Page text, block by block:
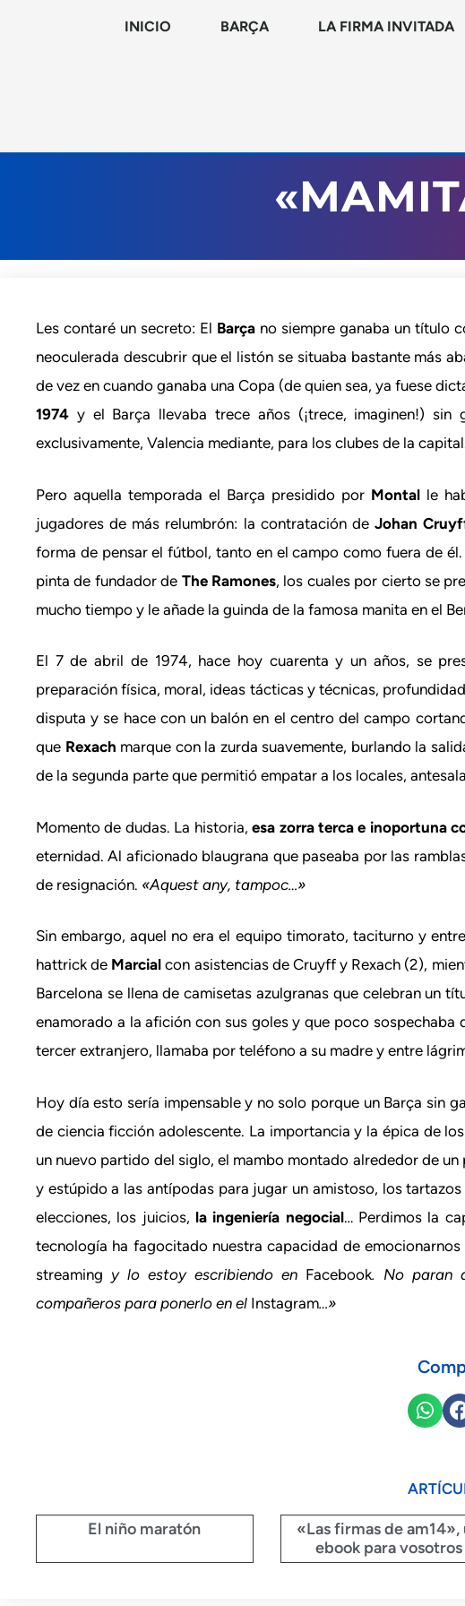
INICIO BARÇA LA FIRMA INVITADA
Les contaré un secreto: El Barça no siempre ganaba un título
neoculerada descubrir que el listón se situaba bastante más
de vez en cuando ganaba una Copa (de quien sea, ya fuese
1974 y el Barça llevaba trece años (¡trece, imaginen!)
exclusivamente, Valencia mediante, para los clubes de la
Pero aquella temporada el Barça presidido por Montal le
jugadores de más relumbrón: la contratación de Johan
forma de pensar el fútbol, tanto en el campo como fuera de
pinta de fundador de The Ramones, los cuales por cierto se
mucho tiempo y le añade la guinda de la famosa manita en el
El 7 de abril de 1974, hace hoy cuarenta y un años, se
preparación física, moral, ideas tácticas y técnicas,
disputa y se hace con un balón en el centro del campo
que Rexach marque con la zurda suavemente, burlando la
de la segunda parte que permitió empatar a los locales,
Momento de dudas. La historia,esa zorra terca e inoportuna
eternidad. Al aficionado blaugrana que paseaba por las
de resignación. «Aquest any, tampoc…»
Sin embargo, aquel no era el equipo timorato, taciturno y
hattrick de Marcial con asistencias de Cruyff y Rexach (2),
Barcelona se llena de camisetas azulgranas que celebran un
enamorado a la afición con sus goles y que poco
tercer extranjero, llamaba por teléfono a su madre y entre
Hoy día esto sería impensable y no solo porque un Barça sin
de ciencia ficción adolescente. La importancia y la épica de
un nuevo partido del siglo, el mambo montado alrededor de
y estúpido a las antípodas para jugar un amistoso, los
elecciones, los juicios, la ingeniería negocial… Perdimos la
tecnología ha fagocitado nuestra capacidad de
streaming y lo estoy escribiendo en Facebook. No paran
compañeros para ponerlo en el Instagram…»
El niño maratón
«Las firmas de am14»,
ebook para vosotros